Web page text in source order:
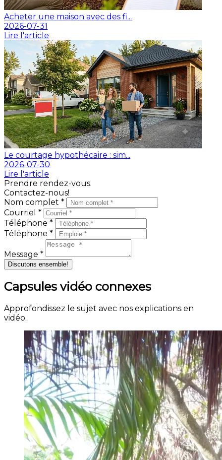
Acheter une maison avec des fi...
2026-07-31
Lire l'article
Le courtage hypothécaire : sim...
2026-07-30
Lire l'article
Prendre rendez-vous.
Contactez-nous!
Nom complet *
Courriel *
Téléphone *
Téléphone *
Message *
Discutons ensemble!
Capsules vidéo connexes
Approfondissez le sujet avec nos explications en
vidéo.